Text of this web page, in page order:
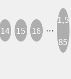
14 15 16 …
1,5
85